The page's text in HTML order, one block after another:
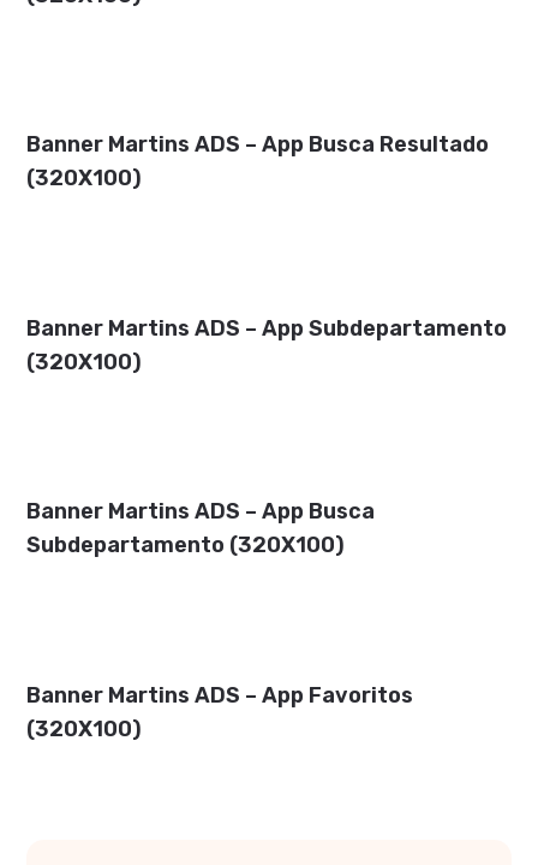
Banner Martins ADS – App Busca Resultado
(320X100)
Banner Martins ADS – App Subdepartamento
(320X100)
Banner Martins ADS – App Busca
Subdepartamento (320X100)
Banner Martins ADS – App Favoritos
(320X100)